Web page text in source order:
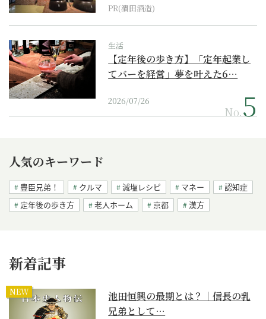
PR(濵田酒造)
生活
【定年後の歩き方】「定年起業し
てバーを経営」夢を叶えた6…
2026/07/26
No.
人気のキーワード
豊臣兄弟！ クルマ 減塩レシピ マネー
認知症
定年後の歩き方
老人ホーム 京都 漢方
新着記事
NEW
池田恒興の最期とは？｜信長の乳
兄弟として…